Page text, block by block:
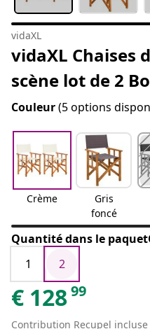
vidaXL
vidaXL Chaises
scène lot de 2
Couleur(5 options
Crème
Gris
foncé
Quantité dans le
1
2
€ 12899
Contribution Recupel